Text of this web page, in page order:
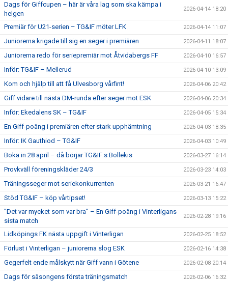
Dags för Giffcupen – här är våra lag som ska kämpa i
helgen
2026-04-14 18:20
Premiär för U21-serien – TG&IF möter LFK 2026-04-14 11:07
Juniorerna krigade till sig en seger i premiären 2026-04-11 18:07
Juniorerna redo för seriepremiär mot Åtvidabergs FF 2026-04-10 16:57
Inför: TG&IF – Mellerud 2026-04-10 13:09
Kom och hjälp till att få Ulvesborg vårfint! 2026-04-06 20:42
Giff vidare till nästa DM-runda efter seger mot ESK 2026-04-06 20:34
Inför: Ekedalens SK – TG&IF 2026-04-05 15:34
En Giff-poäng i premiären efter stark upphämtning 2026-04-03 18:35
Inför: IK Gauthiod – TG&IF 2026-04-03 10:49
Boka in 28 april – då börjar TG&IF:s Bollekis 2026-03-27 16:14
Provkväll föreningskläder 24/3 2026-03-23 14:03
Träningsseger mot seriekonkurrenten 2026-03-21 16:47
Stöd TG&IF – köp vårtipset! 2026-03-13 15:22
”Det var mycket som var bra” – En Giff-poäng i Vinterligans
sista match
2026-02-28 19:16
Lidköpings FK nästa uppgift i Vinterligan 2026-02-25 18:52
Förlust i Vinterligan – juniorerna slog ESK 2026-02-16 14:38
Gegerfelt ende målskytt när Giff vann i Götene 2026-02-08 20:14
Dags för säsongens första träningsmatch 2026-02-06 16:32